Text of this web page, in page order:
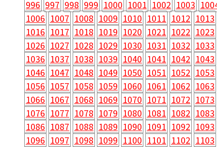
996 997 998 999 1000 1001 1002 1003
1006 1007 1008 1009 1010 1011 1012 1013
1016 1017 1018 1019 1020 1021 1022 1023
1026 1027 1028 1029 1030 1031 1032 1033
1036 1037 1038 1039 1040 1041 1042 1043
1046 1047 1048 1049 1050 1051 1052 1053
1056 1057 1058 1059 1060 1061 1062 1063
1066 1067 1068 1069 1070 1071 1072 1073
1076 1077 1078 1079 1080 1081 1082 1083
1086 1087 1088 1089 1090 1091 1092 1093
1096 1097 1098 1099 1100 1101 1102 1103